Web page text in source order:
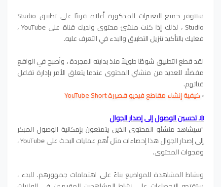
ستتوفر جميع التغييرات المذكورة أعلاه قريبًا على تطبيق Studio
Studio ، لذلك إذا كنت منشئ محتوى ولديك قناة على YouTube ،
فعليك بالتأكيد تنزيل التطبيق والبدء في التعرف عليه.
لقد قطع التطبيق شوطًا طويلاً منذ بدايته المجردة ، وأصبح في الواقع
مفضلًا للعديد من منشئي المحتوى عندما يتعلق الأمر بإدارة تفاعل
قناتهم.
›كيفية إنشاء مقاطع فيديو قصيرة YouTube Short
8. تحسين الوصول إلى إصدار الجوال
"سيشاهد منشئو المحتوى الذين يتمتعون بإمكانية الوصول المبكر
إلى إصدار الجوال هذا إحصاءات مثل أهم عمليات البحث على YouTube ،
وفجوات المحتوى.
ونشاط المشاهدة للمواضيع بناءً على اهتمامات جمهورهم. للبدء ،